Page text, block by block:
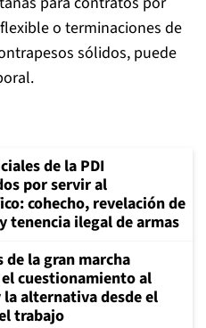
o terminaciones de
sólidos, puede
de la PDI
por servir al
cohecho, revelación de
tenencia ilegal de armas
de la gran marcha
el cuestionamiento al
la alternativa desde el
trabajo